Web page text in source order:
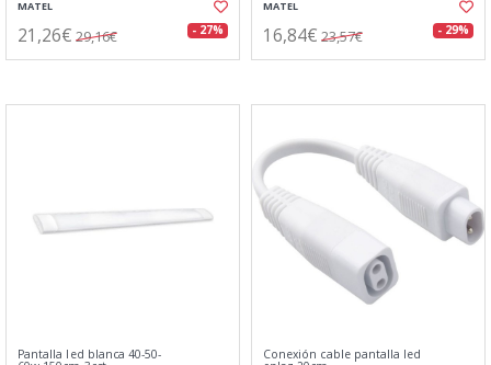
MATEL
21,26€ 29,16€ - 27%
MATEL
16,84€ 23,57€ - 29%
Pantalla led blanca 40-50- Conexión cable pantalla led